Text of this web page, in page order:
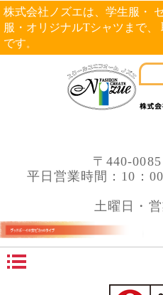
株式会社ノズエは、学生服・
服・オリジナルTシャツまで、
です。
〒440-
平日営業時間：10：
土曜日・